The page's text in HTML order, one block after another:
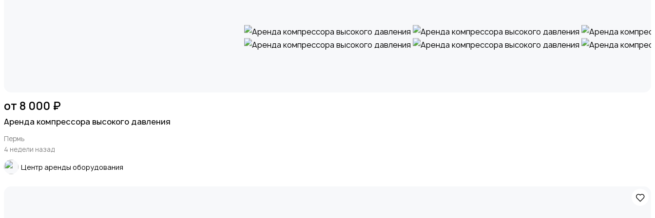
от 8 000 ₽
Аренда компрессора высокого давления
Пермь
4 недели назад
Центр аренды оборудования